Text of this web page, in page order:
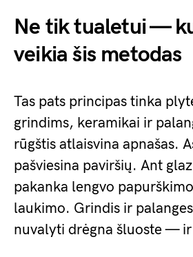
Ne tik tualetui —
veikia šis metodas
Tas pats principas tinka
grindims, keramikai ir
rūgštis atlaisvina apnašas.
pašviesina paviršių. Ant
pakanka lengvo
laukimo. Grindis ir
nuvalyti drėgna šluoste — ir